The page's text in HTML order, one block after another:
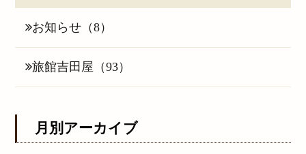
お知らせ（8）
旅館吉田屋（93）
月別アーカイブ